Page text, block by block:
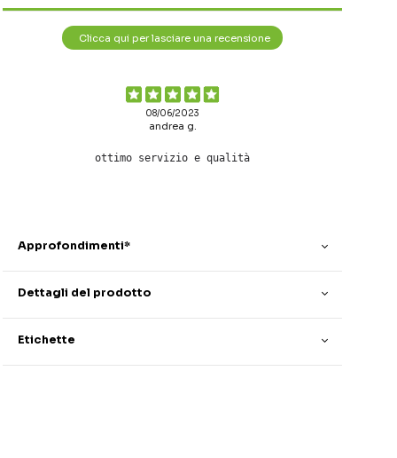
Clicca qui per lasciare una recensione
08/06/2023
andrea g.
ottimo servizio e qualità
Approfondimenti*
Dettagli del prodotto
Etichette